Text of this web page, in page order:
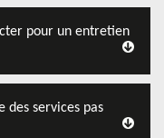
pour un entretien
des services pas